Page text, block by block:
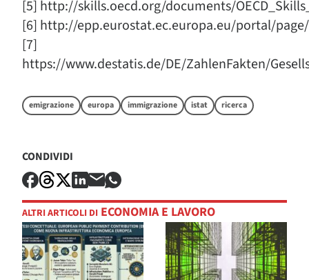
[5] http://skills.oecd.org/documents/
[6] http://epp.eurostat.ec.europa.eu/portal/
[7]
https://www.destatis.de/DE/ZahlenFakten/
emigrazione europa immigrazione istat ricerca
CONDIVIDI
ALTRI ARTICOLI DI ECONOMIA E LAVORO